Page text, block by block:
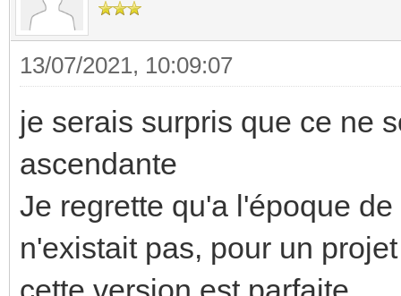
13/07/2021, 10:09:07
je serais surpris que ce ne
ascendante
Je regrette qu'a l'époque
n'existait pas, pour un